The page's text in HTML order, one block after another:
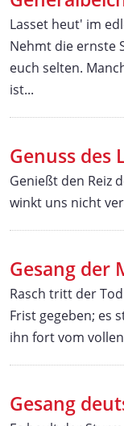
Lasset heut' im
Nehmt die ernste
euch selten.
ist...
Genuss des
Genießt den Reiz
winkt uns nicht
Gesang der
Rasch tritt der
Frist gegeben; es
ihn fort vom
Gesang